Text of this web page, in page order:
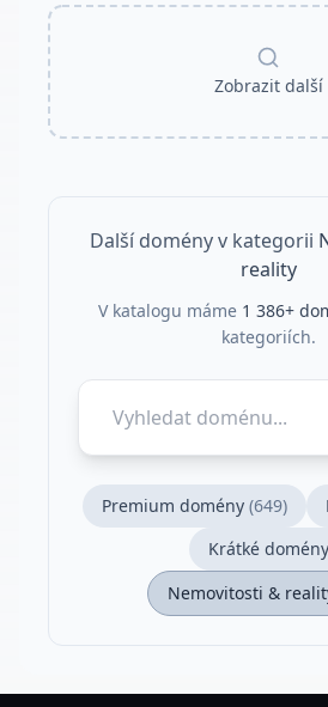
Zobrazit další
Další domény v kategorii
reality
V katalogu máme 1 386+
kategoriích.
Premium domény (649)
Krátké domény
Nemovitosti &